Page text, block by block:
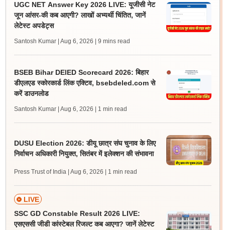
UGC NET Answer Key 2026 LIVE: यूजीसी नेट
जून आंसर-की कब आएगी? लाखों अभ्यर्थी चिंतित, जानें
लेटेस्ट अपडेट्स
Santosh Kumar | Aug 6, 2026 | 9 mins read
BSEB Bihar DElED Scorecard 2026: बिहार
डीएलएड स्कोरकार्ड लिंक एक्टिव, bsebdeled.com से
करें डाउनलोड
Santosh Kumar | Aug 6, 2026 | 1 min read
DUSU Election 2026: डीयू छात्र संघ चुनाव के लिए
निर्वाचन अधिकारी नियुक्त, सितंबर में इलेक्शन की संभावना
Press Trust of India | Aug 6, 2026 | 1 min read
LIVE
SSC GD Constable Result 2026 LIVE:
एसएससी जीडी कांस्टेबल रिजल्ट कब आएगा? जानें लेटेस्ट